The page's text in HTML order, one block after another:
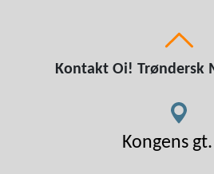
Kontakt Oi! Trøndersk
Kongens